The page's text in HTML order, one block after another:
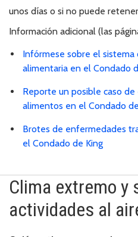
unos días o si no puede
Información adicional (las
Infórmese sobre el sistema
alimentaria en el Condado
Reporte un posible caso
alimentos en el Condado
Brotes de enfermedades
el Condado de King
Clima extremo y
actividades al